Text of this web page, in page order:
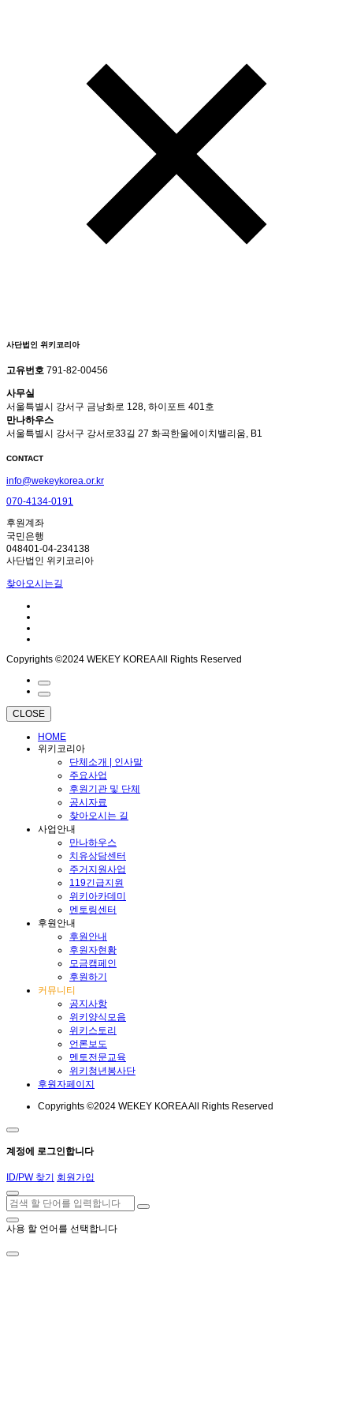
사단법인 위키코리아
고유번호 791-82-00456
사무실
서울특별시 강서구 금낭화로 128, 하이포트 401호
만나하우스
서울특별시 강서구 강서로33길 27 화곡한울에이치밸리움, B1
CONTACT
info@wekeykorea.or.kr
070-4134-0191
후원계좌
국민은행
048401-04-234138
사단법인 위키코리아
찾아오시는길
Copyrights ©2024 WEKEY KOREA All Rights Reserved
CLOSE
HOME
위키코리아
단체소개 | 인사말
주요사업
후원기관 및 단체
공시자료
찾아오시는 길
사업안내
만나하우스
치유상담센터
주거지원사업
119긴급지원
위키아카데미
멘토링센터
후원안내
후원안내
후원자현황
모금캠페인
후원하기
커뮤니티
공지사항
위키양식모음
위키스토리
언론보도
멘토전문교육
위키청년봉사단
후원자페이지
Copyrights ©2024 WEKEY KOREA All Rights Reserved
계정에 로그인합니다
ID/PW 찾기 회원가입
사용 할 언어를 선택합니다